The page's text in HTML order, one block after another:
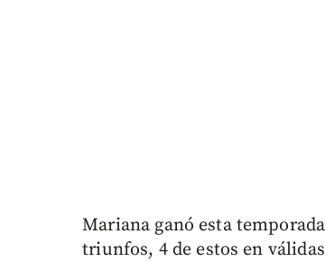
Mariana ganó esta
triunfos, 4 de estos en